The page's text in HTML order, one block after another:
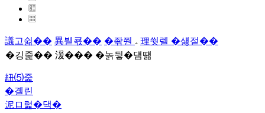
議고쉶�� 異붿쿇�� �좎쭨
理쒓렐 �섏젙��
�깅줉�� 湲��� �놁뒿�덈떎
紐⑸줉
�곌린
泥ロ럹�댁�